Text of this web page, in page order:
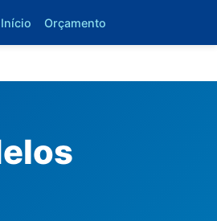
Início Orçamento